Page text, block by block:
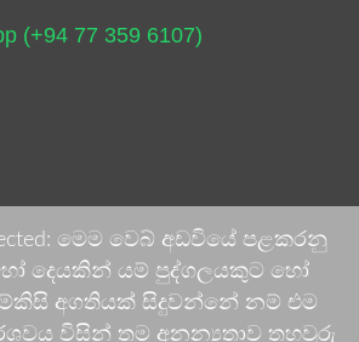
(+94 77 359 6107)
මෙම වෙබ් අඩවියේ පළකරනු
දෙයකින් යම් පුද්ගලයකුට හෝ
අගතියක් සිදුවන්නේ නම් එම
විසින් තම අනන්‍යතාව තහවුරු